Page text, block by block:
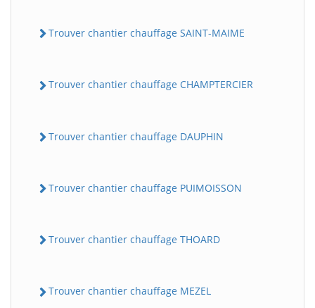
Trouver chantier chauffage SAINT-MAIME
Trouver chantier chauffage CHAMPTERCIER
Trouver chantier chauffage DAUPHIN
Trouver chantier chauffage PUIMOISSON
Trouver chantier chauffage THOARD
Trouver chantier chauffage MEZEL